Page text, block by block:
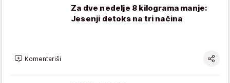
Za dve nedelje 8 kilograma manje:
Jesenji detoks na tri načina
Komentariši